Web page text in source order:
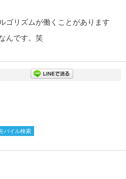
ゴリズムが働くことがあります
んです。笑
バイル検索